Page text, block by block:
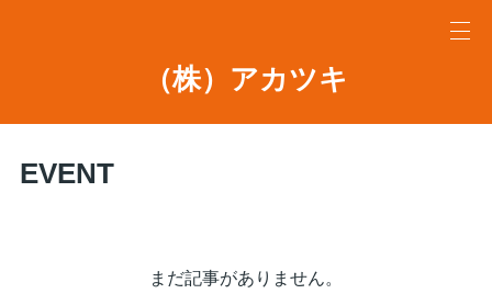
（株）アカツキ
EVENT
まだ記事がありません。